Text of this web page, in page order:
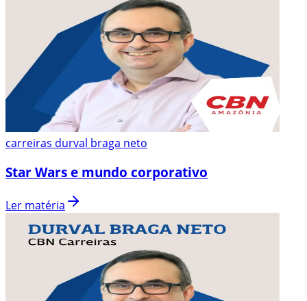
carreiras durval braga neto
Star Wars e mundo corporativo
Ler matéria